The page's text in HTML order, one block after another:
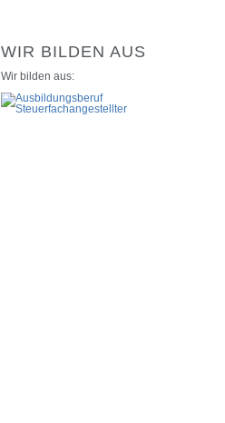
WIR BILDEN AUS
Wir bilden aus: